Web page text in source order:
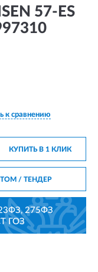
57-ES
к сравнению
КУПИТЬ В 1 КЛИК
/ ТЕНДЕР
275ФЗ
ГОЗ